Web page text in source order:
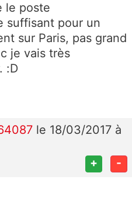
le poste
suffisant pour un
sur Paris, pas grand
je vais très
:D
le 18/03/2017 à
+ -